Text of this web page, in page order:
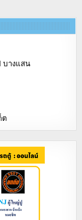
บางแสน
ต